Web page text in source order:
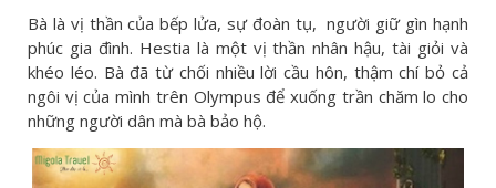
Bà là vị thần của bếp lửa, sự đoàn tụ, người giữ gìn hạnh
phúc gia đình. Hestia là một vị thần nhân hậu, tài giỏi và
khéo léo. Bà đã từ chối nhiều lời cầu hôn, thậm chí bỏ cả
ngôi vị của mình trên Olympus để xuống trần chăm lo cho
những người dân mà bà bảo hộ.